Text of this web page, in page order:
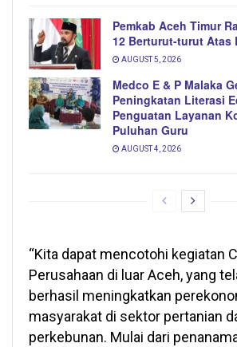
Pemkab Aceh Timur
12 Berturut-turut Atas
AUGUST 5, 2026
Medco E & P Malaka
Peningkatan Literasi
Penguatan Layanan
Puluhan Guru
AUGUST 4, 2026
“Kita dapat mencotohi kegiatan
Perusahaan di luar Aceh, yang
berhasil meningkatkan
masyarakat di sektor pertanian
perkebunan. Mulai dari